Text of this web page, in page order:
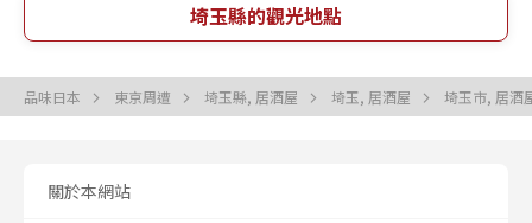
埼玉縣的觀光地點
品味日本 東京周遭 埼玉縣, 居酒屋 埼玉, 居酒屋 埼玉市, 居酒
關於本網站